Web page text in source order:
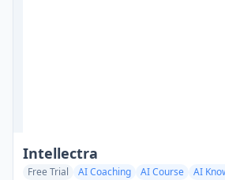
Intellectra
Free Trial AI Coaching AI Course AI